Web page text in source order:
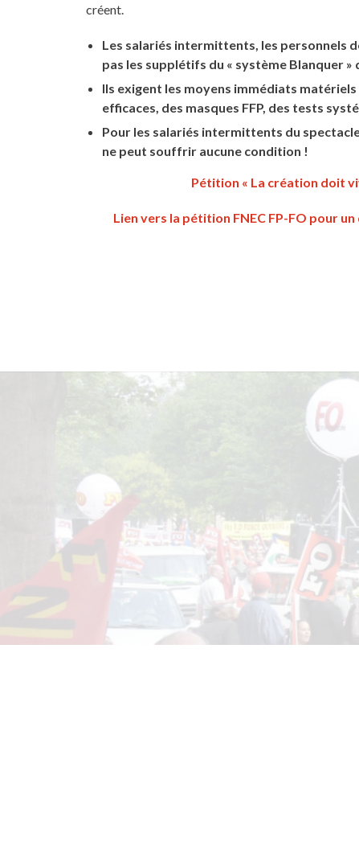
créent.
Les salariés intermittents, les personnels
pas les supplétifs du « système Blanquer
Ils exigent les moyens immédiats
efficaces, des masques FFP, des tests
Pour les salariés intermittents du
ne peut souffrir aucune condition !
Pétition « La création doit
Lien vers la pétition FNEC FP-FO pour